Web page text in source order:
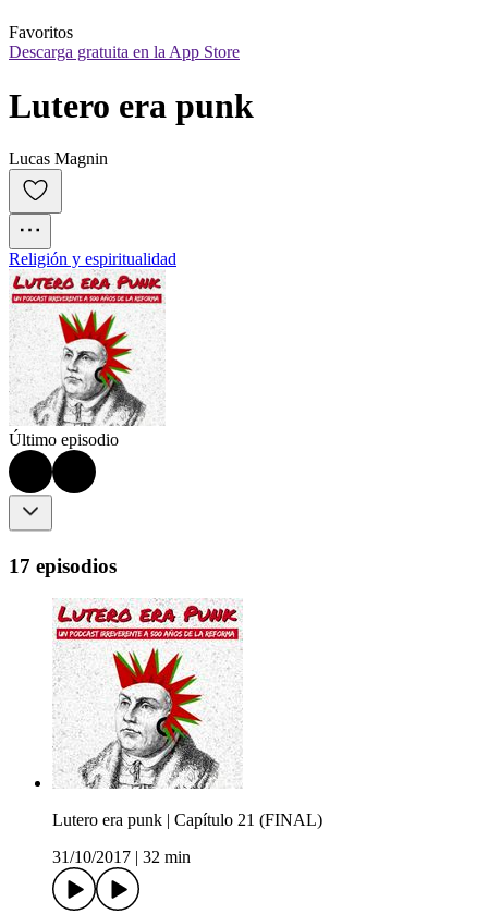
Favoritos
Descarga gratuita en la App Store
Lutero era punk
Lucas Magnin
Religión y espiritualidad
Último episodio
17 episodios
Lutero era punk | Capítulo 21 (FINAL)
31/10/2017
32 min